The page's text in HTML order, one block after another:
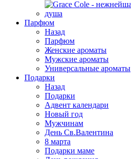
Парфюм
Назад
Парфюм
Женские ароматы
Мужские ароматы
Универсальные ароматы
Подарки
Назад
Подарки
Адвент календари
Новый год
Мужчинам
День Св.Валентина
8 марта
Подарки маме